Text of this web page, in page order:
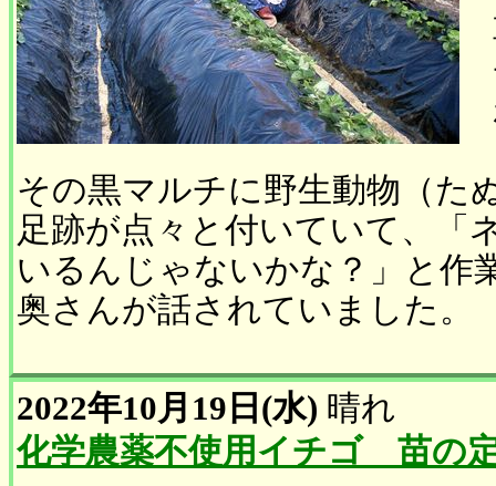
その黒マルチに野生動物（た
足跡が点々と付いていて、「
いるんじゃないかな？」と作
奥さんが話されていました。
2022年10月19日(水) 晴れ
化学農薬不使用イチゴ 苗の